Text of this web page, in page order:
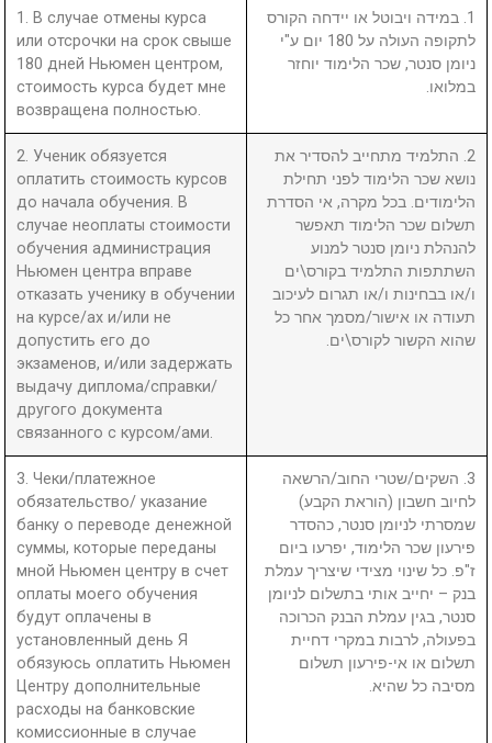
1. В случае отмены курса
или отсрочки на срок свыше
180 дней Ньюмен центром,
стоимость курса будет мне
возвращена полностью.
1. במידה ויבוטל או יידחה הקורס
לתקופה העולה על 180 יום ע"י
ניומן סנטר, שכר הלימוד יוחזר
במלואו.
2. Ученик обязуется
оплатить стоимость курсов
до начала обучения. В
случае неоплаты стоимости
обучения администрация
Ньюмен центра вправе
отказать ученику в обучении
на курсе/ах и/или не
допустить его до
экзаменов, и/или задержать
выдачу диплома/справки/
другого документа
связанного с курсом/ами.
2. התלמיד מתחייב להסדיר את
נושא שכר הלימוד לפני תחילת
הלימודים. בכל מקרה, אי הסדרת
תשלום שכר הלימוד תאפשר
להנהלת ניומן סנטר למנוע
השתתפות התלמיד בקורס\ים
ו/או בבחינות ו/או תגרום לעיכוב
תעודה או אישור/מסמך אחר כל
שהוא הקשור לקורס\ים.
3. Чеки/платежное
обязательство/ указание
банку о переводе денежной
суммы, которые переданы
мной Ньюмен центру в счет
оплаты моего обучения
будут оплачены в
установленный день Я
обязуюсь оплатить Ньюмен
Центру дополнительные
расходы на банковские
комиссионные в случае
3. השקים/שטרי החוב/הרשאה
לחיוב חשבון (הוראת הקבע)
שמסרתי לניומן סנטר, כהסדר
פירעון שכר הלימוד, יפרעו ביום
ז"פ. כל שינוי מצידי שיצריך עמלת
בנק – יחייב אותי בתשלום לניומן
סנטר, בגין עמלת הבנק הכרוכה
בפעולה, לרבות במקרי דחיית
תשלום או אי-פירעון תשלום
מסיבה כל שהיא.